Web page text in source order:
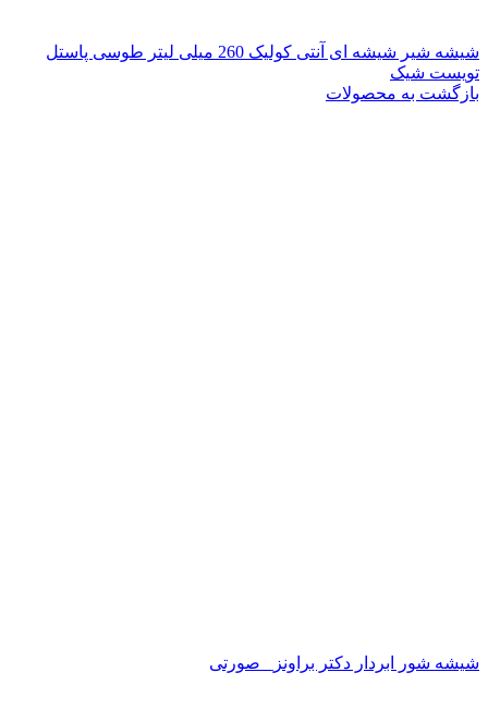
شیشه شیر شیشه ای آنتی کولیک 260 میلی لیتر طوسی پاستل
تویست شیک
بازگشت به محصولات
شیشه شور ابر‌دار دکتر براونز_ صورتی